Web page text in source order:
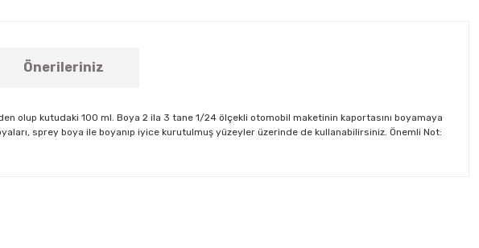
Önerileriniz
olup kutudaki 100 ml. Boya 2 ila 3 tane 1/24 ölçekli otomobil maketinin kaportasını boyamaya
sprey boya ile boyanıp iyice kurutulmuş yüzeyler üzerinde de kullanabilirsiniz. Önemli Not: